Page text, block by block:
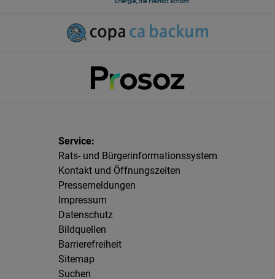
Rats- und Bürgerinformationssystem
Kontakt und Öffnungszeiten
Pressemeldungen
Impressum
Datenschutz
Bildquellen
Barrierefreiheit
Sitemap
Suchen